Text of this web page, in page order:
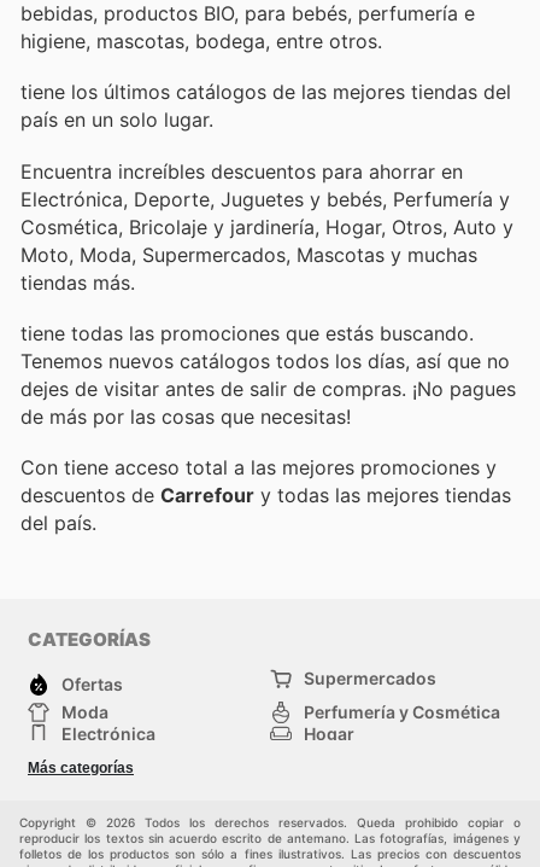
bebidas, productos BIO, para bebés, perfumería e
higiene, mascotas, bodega, entre otros.
tiene los últimos catálogos de las mejores tiendas del
país en un solo lugar.
Encuentra increíbles descuentos para ahorrar en
Electrónica, Deporte, Juguetes y bebés, Perfumería y
Cosmética, Bricolaje y jardinería, Hogar, Otros, Auto y
Moto, Moda, Supermercados, Mascotas y muchas
tiendas más.
tiene todas las promociones que estás buscando.
Tenemos nuevos catálogos todos los días, así que no
dejes de visitar antes de salir de compras. ¡No pagues
de más por las cosas que necesitas!
Con tiene acceso total a las mejores promociones y
descuentos de Carrefour y todas las mejores tiendas
del país.
CATEGORÍAS
Ofertas
Supermercados
Moda
Perfumería y Cosmética
Electrónica
Hogar
Deporte
Juguetes y bebés
Más categorías
Copyright © 2026 Todos los derechos reservados. Queda prohibido copiar o
reproducir los textos sin acuerdo escrito de antemano. Las fotografías, imágenes y
folletos de los productos son sólo a fines ilustrativos. Las precios con descuentos